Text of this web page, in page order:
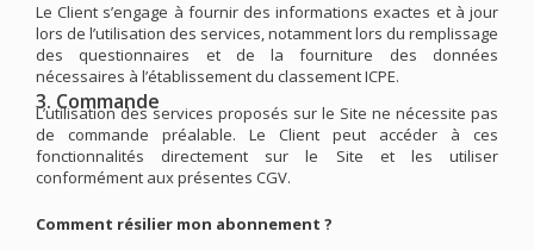
Le Client s’engage à fournir des informations exactes et à jour
lors de l’utilisation des services, notamment lors du remplissage
des questionnaires et de la fourniture des données
nécessaires à l’établissement du classement ICPE.
3. Commande
L’utilisation des services proposés sur le Site ne nécessite pas
de commande préalable. Le Client peut accéder à ces
fonctionnalités directement sur le Site et les utiliser
conformément aux présentes CGV.
Comment résilier mon abonnement ?